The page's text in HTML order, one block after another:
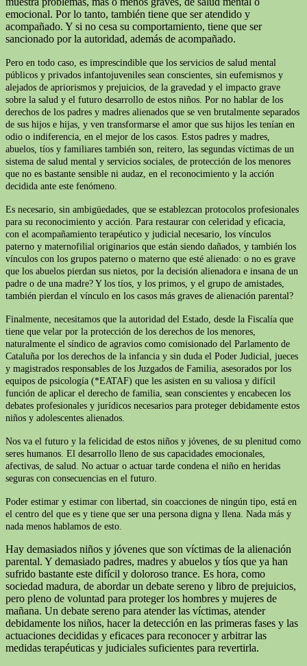
emocional. Por lo tanto, también tiene que ser atendido y
acompañado. Y si no cesa su comportamiento, tiene que ser
sancionado por la autoridad, además de acompañado.
Pero en todo caso, es imprescindible que los servicios de salud mental
públicos y privados infantojuveniles sean conscientes, sin eufemismos y
alejados de apriorismos y prejuicios, de la gravedad y el impacto grave
sobre la salud y el futuro desarrollo de estos niños. Por no hablar de los
derechos de los padres y madres alienados que se ven brutalmente separados
de sus hijos e hijas, y ven transformarse el amor que sus hijos les tenían en
odio o indiferencia, en el mejor de los casos. Estos padres y madres,
abuelos, tíos y familiares también son, reitero, las segundas víctimas de un
sistema de salud mental y servicios sociales, de protección de los menores
que no es bastante sensible ni audaz, en el reconocimiento y la acción
decidida ante este fenómeno.
Es necesario, sin ambigüedades, que se establezcan protocolos profesionales
para su reconocimiento y acción. Para restaurar con celeridad y eficacia,
con el acompañamiento terapéutico y judicial necesario, los vínculos
paterno y maternofilial originarios que están siendo dañados, y también los
vínculos con los grupos paterno o materno que esté alienado: o no es grave
que los abuelos pierdan sus nietos, por la decisión alienadora e insana de un
padre o de una madre? Y los tíos, y los primos, y el grupo de amistades,
también pierdan el vínculo en los casos más graves de alienación parental?
Finalmente, necesitamos que la autoridad del Estado, desde la Fiscalía que
tiene que velar por la protección de los derechos de los menores,
naturalmente el síndico de agravios como comisionado del Parlamento de
Cataluña por los derechos de la infancia y sin duda el Poder Judicial, jueces
y magistrados responsables de los Juzgados de Familia, asesorados por los
equipos de psicología (*EATAF) que les asisten en su valiosa y difícil
función de aplicar el derecho de familia, sean conscientes y encabecen los
debates profesionales y jurídicos necesarios para proteger debidamente estos
niños y adolescentes alienados.
Nos va el futuro y la felicidad de estos niños y jóvenes, de su plenitud como
seres humanos. El desarrollo lleno de sus capacidades emocionales,
afectivas, de salud. No actuar o actuar tarde condena el niño en heridas
seguras con consecuencias en el futuro.
Poder estimar y estimar con libertad, sin coacciones de ningún tipo, está en
el centro del que es y tiene que ser una persona digna y llena. Nada más y
nada menos hablamos de esto.
Hay demasiados niños y jóvenes que son víctimas de la alienación
parental. Y demasiado padres, madres y abuelos y tíos que ya han
sufrido bastante este difícil y doloroso trance. Es hora, como
sociedad madura, de abordar un debate sereno y libro de prejuicios,
pero pleno de voluntad para proteger los hombres y mujeres de
mañana. Un debate sereno para atender las víctimas, atender
debidamente los niños, hacer la detección en las primeras fases y las
actuaciones decididas y eficaces para reconocer y arbitrar las
medidas terapéuticas y judiciales suficientes para revertirla.